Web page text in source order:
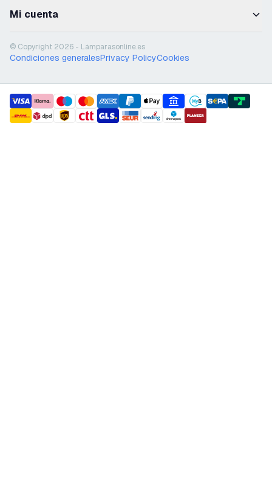
Mi cuenta
© Copyright 2026 - Lámparasonline.es
Condiciones generalesPrivacy PolicyCookies
payment methods
shipment methods